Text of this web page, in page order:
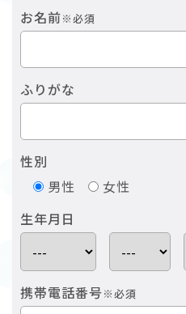
お名前※必須
ふりがな
性別
男性
女性
生年月日
携帯電話番号※必須